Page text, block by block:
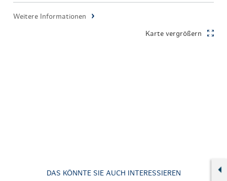
Weitere Informationen
Karte vergrößern
DAS KÖNNTE SIE AUCH INTERESSIEREN